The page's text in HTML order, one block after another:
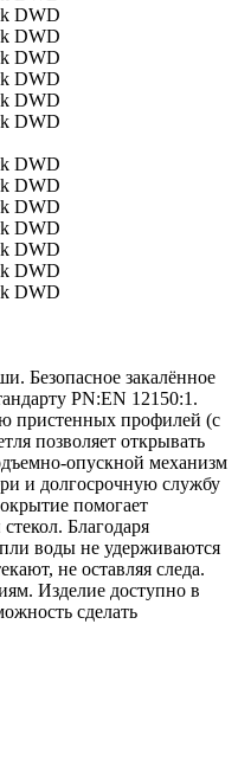
Безопасное закалённое
PN:EN 12150:1.
пристенных профилей (с
позволяет открывать
опускной механизм
и долгосрочную службу
помогает
Благодаря
воды не удерживаются
не оставляя следа.
Изделие доступно в
сделать